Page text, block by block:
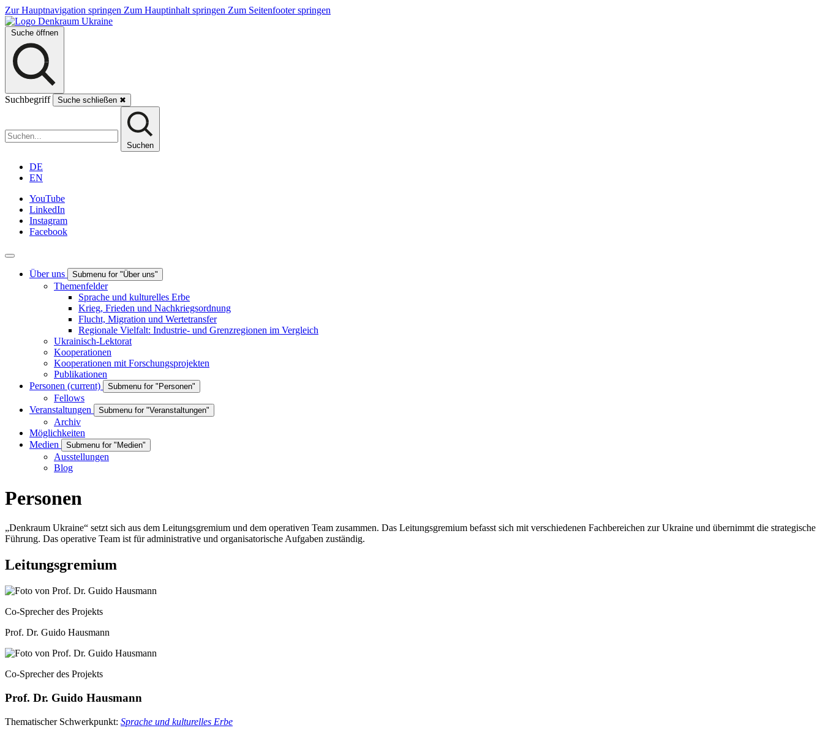
Zur Hauptnavigation springen Zum Hauptinhalt springen Zum Seitenfooter springen
Suche öffnen
Suchbegriff Suche schließen ✖
Suchen
DE
EN
YouTube
LinkedIn
Instagram
Facebook
Über uns Submenu for "Über uns"
Themenfelder
Sprache und kulturelles Erbe
Krieg, Frieden und Nachkriegsordnung
Flucht, Migration und Wertetransfer
Regionale Vielfalt: Industrie- und Grenzregionen im Vergleich
Ukrainisch-Lektorat
Kooperationen
Kooperationen mit Forschungsprojekten
Publikationen
Personen (current) Submenu for "Personen"
Fellows
Veranstaltungen
Submenu for "Veranstaltungen"
Archiv
Möglichkeiten
Medien
Submenu for "Medien"
Ausstellungen
Blog
Personen
„Denkraum Ukraine“ setzt sich aus dem Leitungsgremium und dem operativen Team zusammen. Das Leitungsgremium befasst sich mit verschiedenen Fachbereichen zur Ukraine und übernimmt die strategische
Führung. Das operative Team ist für administrative und organisatorische Aufgaben zuständig.
Leitungsgremium
Co-Sprecher des Projekts
Prof. Dr. Guido Hausmann
Co-Sprecher des Projekts
Prof. Dr. Guido Hausmann
Thematischer Schwerkpunkt: Sprache und kulturelles Erbe